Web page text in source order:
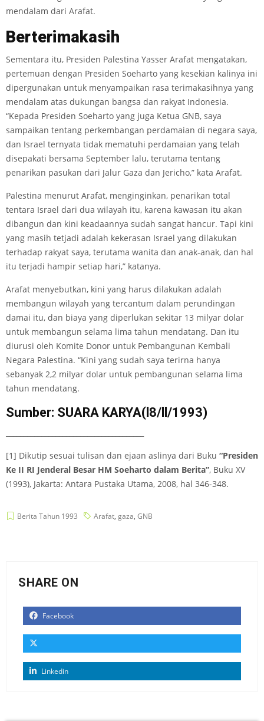
mendalam dari Arafat.
Berterimakasih
Sementara itu, Presiden Palestina Yasser Arafat mengatakan,
pertemuan dengan Presiden Soeharto yang kesekian kalinya ini
dipergunakan untuk menyampaikan rasa terimakasihnya yang
mendalam atas dukungan bangsa dan rakyat Indonesia.
“Kepada Presiden Soeharto yang juga Ketua GNB, saya
sampaikan tentang perkembangan perdamaian di negara saya,
dan Israel ternyata tidak mematuhi perdamaian yang telah
disepakati bersama September lalu, terutama tentang
penarikan pasukan dari Jalur Gaza dan Jericho,” kata Arafat.
Palestina menurut Arafat, menginginkan, penarikan total
tentara Israel dari dua wilayah itu, karena kawasan itu akan
dibangun dan kini keadaannya sudah sangat hancur. Tapi kini
yang masih tetjadi adalah kekerasan Israel yang dilakukan
terhadap rakyat saya, terutama wanita dan anak-anak, dan hal
itu terjadi hampir setiap hari,” katanya.
Arafat menyebutkan, kini yang harus dilakukan adalah
membangun wilayah yang tercantum dalam perundingan
damai itu, dan biaya yang diperlukan sekitar 13 milyar dolar
untuk membangun selama lima tahun mendatang. Dan itu
diurusi oleh Komite Donor untuk Pembangunan Kembali
Negara Palestina. “Kini yang sudah saya terirna hanya
sebanyak 2,2 milyar dolar untuk pembangunan selama lima
tahun mendatang.
Sumber: SUARA KARYA(l8/ll/1993)
[1] Dikutip sesuai tulisan dan ejaan aslinya dari Buku “Presiden
Ke II RI Jenderal Besar HM Soeharto dalam Berita”, Buku XV
(1993), Jakarta: Antara Pustaka Utama, 2008, hal 346-348.
Berita Tahun 1993 Arafat, gaza, GNB
SHARE ON
Facebook
Linkedin